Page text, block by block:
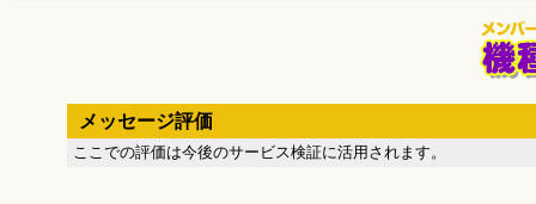
メッセージ評価
ここでの評価は今後のサービス検証に活用されます。